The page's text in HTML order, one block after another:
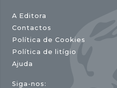
A Editora
Contactos
Política de Cookies
Política de litígio
Ajuda
Siga-nos: